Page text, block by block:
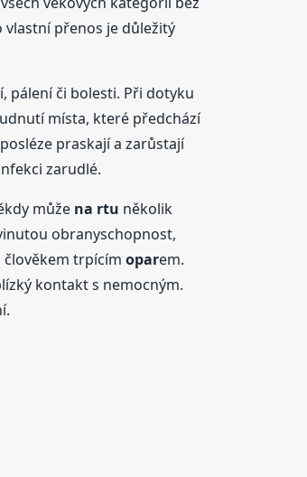
přenos je důležitý
pálení či bolesti. Při dotyku
místa, které předchází
praskají a zarůstají
zarudlé.
může na rtu několik
obranyschopnost,
trpícím oparem.
kontakt s nemocným.